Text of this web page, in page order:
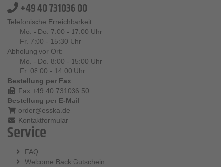
+49 40 731036 00
Telefonische Erreichbarkeit:
Mo. - Do. 7:00 - 17:00 Uhr
Fr. 7:00 - 15:30 Uhr
Abholung vor Ort:
Mo. - Do. 8:00 - 15:00 Uhr
Fr. 08:00 - 14:00 Uhr
Bestellung per Fax
Fax +49 40 731036 50
Bestellung per E-Mail
order@esska.de
Kontaktformular
Service
FAQ
Welcome Back Gutschein